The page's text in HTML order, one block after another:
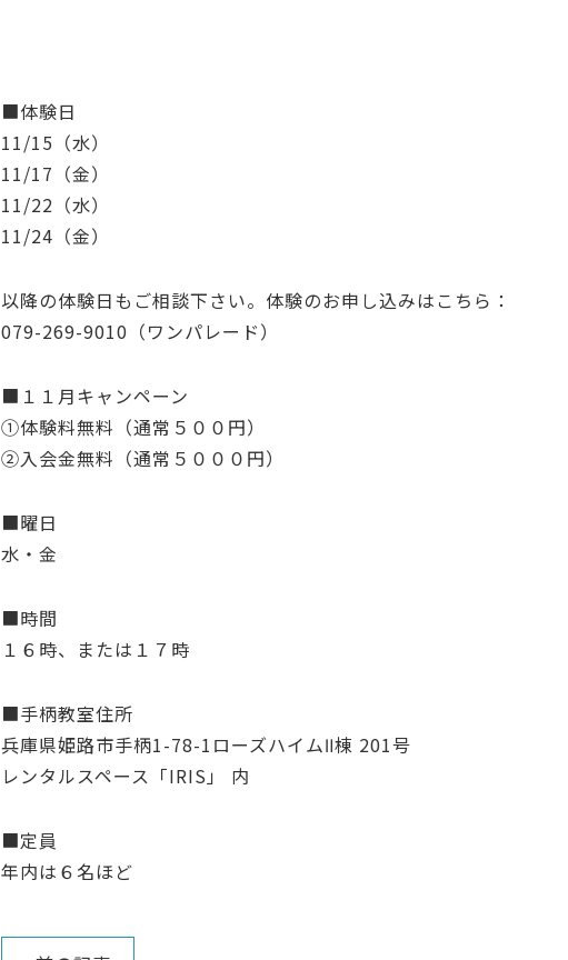
■体験日
11/15（水）
11/17（金）
11/22（水）
11/24（金）
以降の体験日もご相談下さい。体験のお申し込みはこちら：
079-269-9010（ワンパレード）
■１１月キャンペーン
①体験料無料（通常５００円）
②入会金無料（通常５０００円）
■曜日
水・金
■時間
１６時、または１７時
■手柄教室住所
兵庫県姫路市手柄1-78-1ローズハイムⅡ棟 201号
レンタルスペース「IRIS」 内
■定員
年内は６名ほど